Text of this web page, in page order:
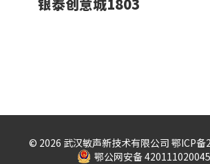
银泰创意城1803
©️ 2026 武汉敏声新技术有限公司 鄂ICP备
鄂公网安备